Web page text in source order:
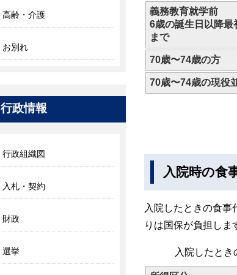
高齢・介護
お別れ
行政情報
行政組織図
入札・契約
財政
選挙
義務教育就学前
6歳の誕生日以降最
まで
70歳〜74歳の方
70歳〜74歳の現役
入院時の食
入院したときの食
りは国保が負担しま
入院したとき